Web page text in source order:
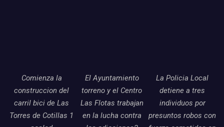
Comienza la
construccion del
carril bici de Las
Torres de Cotillas 1
El Ayuntamiento
torreno y el Centro
Las Flotas trabajan
en la lucha contra
La Policia Local
detiene a tres
individuos por
presuntos robos con